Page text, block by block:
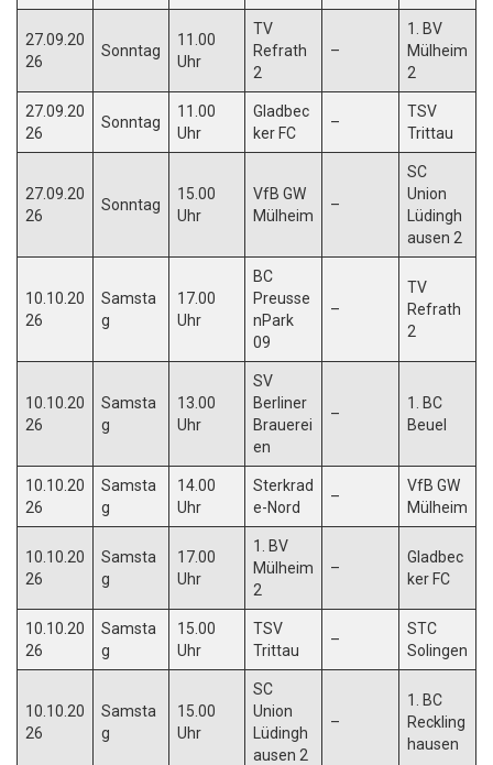
27.09.20
26
Sonntag
11.00
Uhr
TV
Refrath
2
–
1. BV
Mülheim
2
27.09.20
26
Sonntag
11.00
Uhr
Gladbec
ker FC
–
TSV
Trittau
27.09.20
26
Sonntag
15.00
Uhr
VfB GW
Mülheim
–
SC
Union
Lüdingh
ausen 2
10.10.20
26
Samsta
g
17.00
Uhr
BC
Preusse
nPark
09
–
TV
Refrath
2
10.10.20
26
Samsta
g
13.00
Uhr
SV
Berliner
Brauerei
en
–
1. BC
Beuel
10.10.20
26
Samsta
g
14.00
Uhr
Sterkrad
e-Nord
–
VfB GW
Mülheim
10.10.20
26
Samsta
g
17.00
Uhr
1. BV
Mülheim
2
–
Gladbec
ker FC
10.10.20
26
Samsta
g
15.00
Uhr
TSV
Trittau
–
STC
Solingen
10.10.20
26
Samsta
g
15.00
Uhr
SC
Union
Lüdingh
ausen 2
–
1. BC
Reckling
hausen